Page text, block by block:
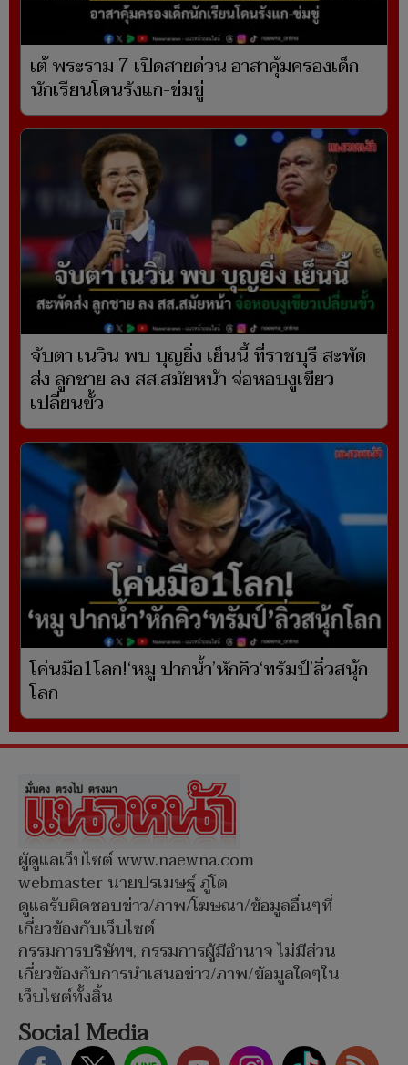
เต้ พระราม 7 เปิดสายด่วน อาสาคุ้มครองเด็ก
นักเรียนโดนรังแก-ข่มขู่
จับตา เนวิน พบ บุญยิ่ง เย็นนี้ ที่ราชบุรี สะพัด
ส่ง ลูกชาย ลง สส.สมัยหน้า จ่อหอบงูเขียว
เปลี่ยนขั้ว
โค่นมือ1โลก!‘หมู ปากน้ำ’หักคิว‘ทรัมป์’ลิ่วสนุ้ก
โลก
ผู้ดูแลเว็บไซต์ www.naewna.com
webmaster นายปรเมษฐ์ ภู่โต
ดูแลรับผิดชอบข่าว/ภาพ/โฆษณา/ข้อมูลอื่นๆที่
เกี่ยวข้องกับเว็บไซต์
กรรมการบริษัทฯ, กรรมการผู้มีอำนาจ ไม่มีส่วน
เกี่ยวข้องกับการนำเสนอข่าว/ภาพ/ข้อมูลใดๆใน
เว็บไซต์ทั้งสิ้น
Social Media